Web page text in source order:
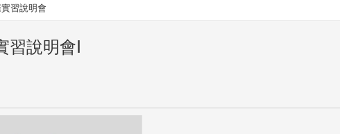
實習說明會
說明會Ⅰ